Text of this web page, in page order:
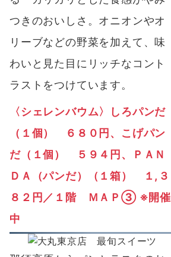
つきのおいしさ。オニオンやオ
リーブなどの野菜を加えて、味
わいと見た目にリッチなコント
ラストをつけています。
〈シェレンバウム〉しろパンだ
（１個） ６８０円、こげパン
だ（１個） ５９４円、ＰＡＮ
ＤＡ（パンだ）（１箱） １,３
８２円／１階 ＭＡＰ③ ※開催
中